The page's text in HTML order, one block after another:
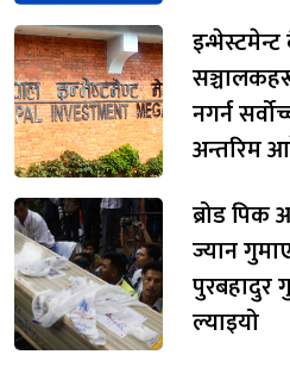
नगर्न
अन्तरिम
ब्रोड पिक
ज्यान
ल्याइयो